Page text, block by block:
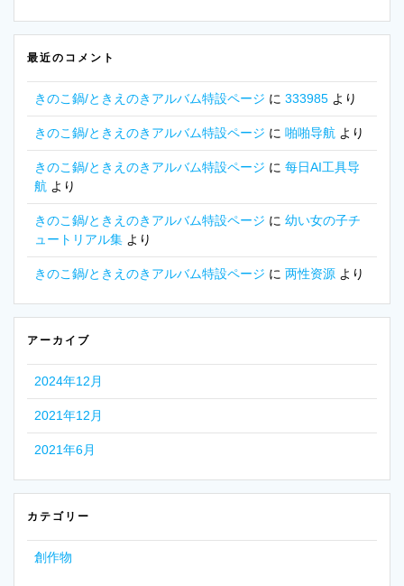
最近のコメント
きのこ鍋/ときえのきアルバム特設ページ に 333985 より
きのこ鍋/ときえのきアルバム特設ページ に 啪啪导航 より
きのこ鍋/ときえのきアルバム特設ページ に 每日AI工具导
航 より
きのこ鍋/ときえのきアルバム特設ページ に 幼い女の子チ
ュートリアル集 より
きのこ鍋/ときえのきアルバム特設ページ に 两性资源 より
アーカイブ
2024年12月
2021年12月
2021年6月
カテゴリー
創作物